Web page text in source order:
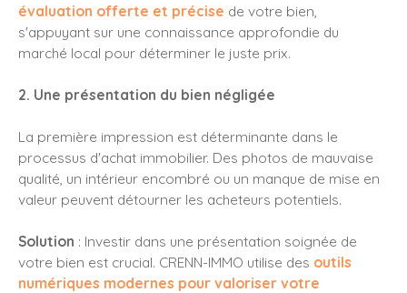
évaluation offerte et précise de votre bien,
s'appuyant sur une connaissance approfondie du
marché local pour déterminer le juste prix.
2. Une présentation du bien négligée
La première impression est déterminante dans le
processus d'achat immobilier. Des photos de mauvaise
qualité, un intérieur encombré ou un manque de mise en
valeur peuvent détourner les acheteurs potentiels.
Solution : Investir dans une présentation soignée de
votre bien est crucial. CRENN-IMMO utilise des outils
numériques modernes pour valoriser votre